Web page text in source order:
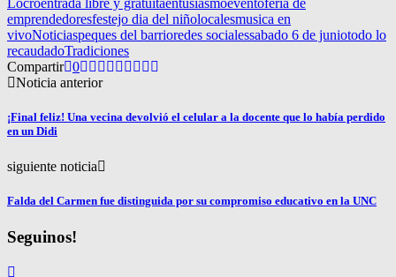
Locroentrada libre y gratuitaentusiasmoeventoferia de
emprendedoresfestejo dia del niñolocalesmusica en
vivoNoticiaspeques del barrioredes socialessabado 6 de juniotodo lo
recaudadoTradiciones
Compartir 0
Noticia anterior
¡Final feliz! Una vecina devolvió el celular a la docente que lo había perdido
en un Didi
siguiente noticia
Falda del Carmen fue distinguida por su compromiso educativo en la UNC
Seguinos!